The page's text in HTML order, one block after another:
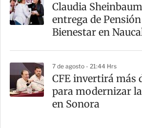
Claudia
entrega de
Bienestar en
7 de agosto - 21:44 Hrs
CFE invertirá más
para modernizar
en Sonora